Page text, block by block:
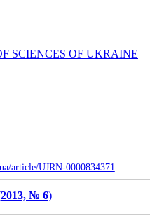
SCIENCES OF UKRAINE
article/UJRN-0000834371
2013, № 6)